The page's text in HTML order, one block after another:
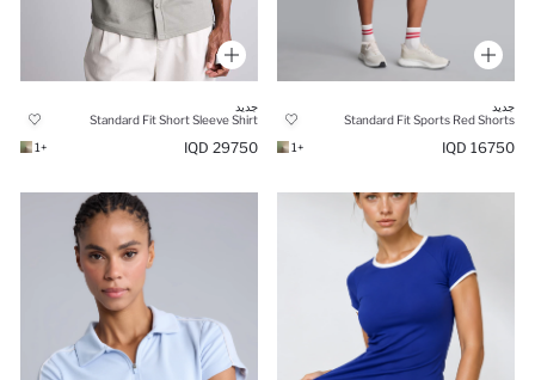
جديد
Standard Fit Sports Red Shorts
16750 IQD
+1
جديد
Standard Fit Short Sleeve Shirt
29750 IQD
+1